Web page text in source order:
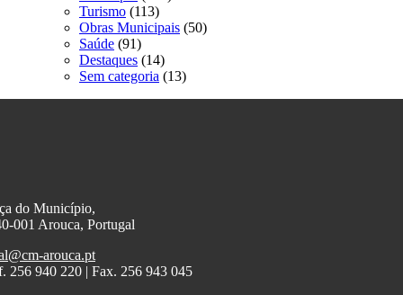
Turismo (113)
Obras Municipais (50)
Saúde (91)
Destaques (14)
Sem categoria (13)
do Município,
001 Arouca, Portugal
arouca.pt
256 940 220 | Fax. 256 943 045